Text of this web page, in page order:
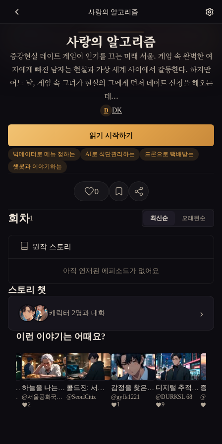
사랑의 알고리즘
사랑의 알고리즘
증강현실 데이트 게임이 인기를 끄는 미래 서울. 게임 속 완벽한 여
자에게 빠진 남자는 현실과 가상 세계 사이에서 갈등한다. 하지만
어느 날, 게임 속 그녀가 현실의 그에게 먼저 데이트 신청을 해오는
데...
D DK
빅데이터로 메뉴 정하는 AI로 식단관리하는
드론으로 택배받는
챗봇과 이야기하는
읽기 시작하기
0
회차1 최신순 오래된순
원작 스토리
아직 연재된 에피소드가 없어요
스토리 챗
캐릭터 2명과 대화 ›
이런 이야기는 어때요?
려준
국일
하늘을 나는
붕어빵
@서울공화국일
급시민
2
콜드진: 서울
프로토콜
@SeoulCitiz
감정을 찾은
로봇
@gyfls1221
1
디지털 추적자
들: 서울의 미
로 속에서
@DURKSL 68
9
증강
속으로
@보리